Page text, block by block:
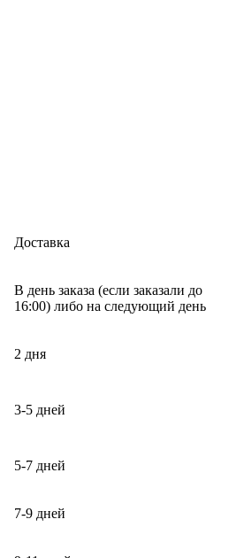
Доставка
В день заказа (если заказали до
16:00) либо на следующий день
2 дня
3-5 дней
5-7 дней
7-9 дней